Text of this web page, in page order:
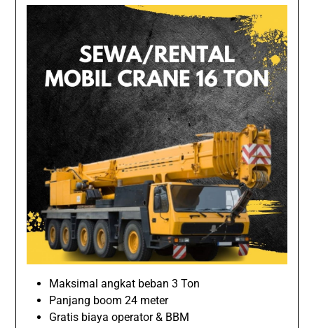
Maksimal angkat beban 3 Ton
Panjang boom 24 meter
Gratis biaya operator & BBM